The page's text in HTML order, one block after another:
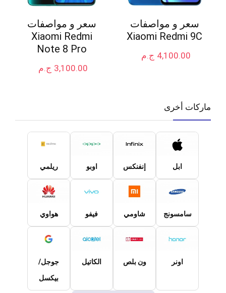
سعر و مواصفات
Xiaomi Redmi 9C
ج.م 4,100.00
سعر و مواصفات
Xiaomi Redmi
Note 8 Pro
ج.م 3,100.00
ماركات أخرى
ابل إنفنكس اوبو ريلمي
سامسونج شاومي فيفو هواوي
اونر ون بلص الكاتيل
جوجل/
بيكسل